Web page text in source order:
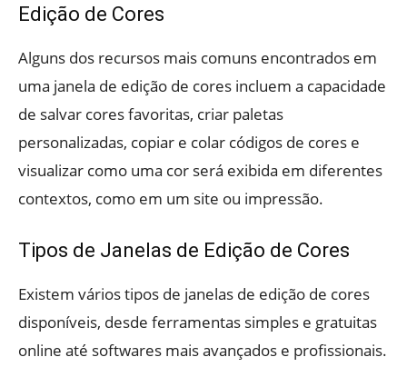
Edição de Cores
Alguns dos recursos mais comuns encontrados em
uma janela de edição de cores incluem a capacidade
de salvar cores favoritas, criar paletas
personalizadas, copiar e colar códigos de cores e
visualizar como uma cor será exibida em diferentes
contextos, como em um site ou impressão.
Tipos de Janelas de Edição de Cores
Existem vários tipos de janelas de edição de cores
disponíveis, desde ferramentas simples e gratuitas
online até softwares mais avançados e profissionais.